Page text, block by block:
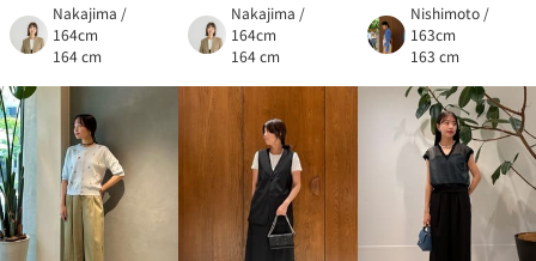
Nakajima /
164cm
164 cm
Nakajima /
164cm
164 cm
Nishimoto /
163cm
163 cm